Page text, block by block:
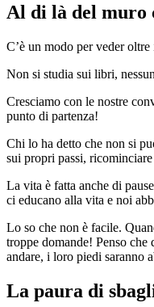
Al di là del muro
C’è un modo per veder
Non si studia sui libri,
Cresciamo con le nostre
punto di partenza!
Chi lo ha detto che non si
sui propri passi,
La vita è fatta anche di
ci educano alla vita e noi
Lo so che non è facile.
troppe domande! Penso
andare, i loro piedi saranno
La paura di